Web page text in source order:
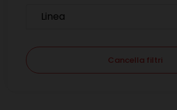
Linea
Cancella filtri